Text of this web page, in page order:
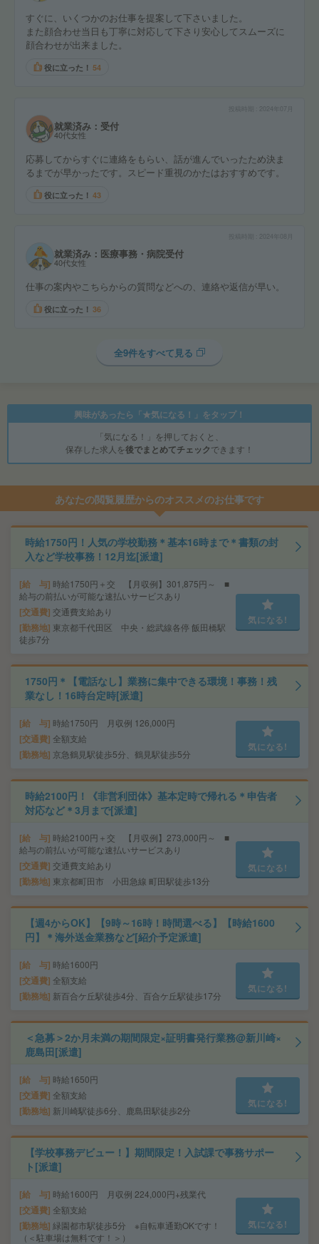
すぐに、いくつかのお仕事を提案して下さいました。
また顔合わせ当日も丁寧に対応して下さり安心してスムーズに
顔合わせが出来ました。
役に立った！ 54
2024年07月
就業済み：受付
40代女性
応募してからすぐに連絡をもらい、話が進んでいったため決ま
るまでが早かったです。スピード重視のかたはおすすめです。
役に立った！ 43
2024年08月
就業済み：医療事務・病院受付
40代女性
仕事の案内やこちらからの質問などへの、連絡や返信が早い。
役に立った！ 36
全9件をすべて見る
興味があったら「★気になる！」をタップ！
「気になる！」を押しておくと、
保存した求人を後でまとめてチェックできます！
あなたの閲覧履歴からのオススメのお仕事です
時給1750円！人気の学校勤務＊基本16時まで＊書類の封
入など学校事務！12月迄[派遣]
給 与 時給1750円＋交 【月収例】301,875円～ ■
給与の前払いが可能な速払いサービスあり
交通費 交通費支給あり
勤務地 東京都千代田区 中央・総武線各停 飯田橋駅
徒歩7分
気になる!
1750円＊【電話なし】業務に集中できる環境！事務！残
業なし！16時台定時[派遣]
給 与 時給1750円 月収例 126,000円
交通費 全額支給
勤務地 京急鶴見駅徒歩5分、鶴見駅徒歩5分
気になる!
時給2100円！《非営利団体》基本定時で帰れる＊申告者
対応など＊3月まで[派遣]
給 与 時給2100円＋交 【月収例】273,000円～ ■
給与の前払いが可能な速払いサービスあり
交通費 交通費支給あり
勤務地 東京都町田市 小田急線 町田駅徒歩13分
気になる!
【週4からOK】【9時～16時！時間選べる】【時給1600
円】＊海外送金業務など[紹介予定派遣]
給 与 時給1600円
交通費 全額支給
勤務地 新百合ケ丘駅徒歩4分、百合ケ丘駅徒歩17分
気になる!
＜急募＞2か月未満の期間限定×証明書発行業務@新川崎×
鹿島田[派遣]
給 与 時給1650円
交通費 全額支給
勤務地 新川崎駅徒歩6分、鹿島田駅徒歩2分
気になる!
【学校事務デビュー！】期間限定！入試課で事務サポー
ト[派遣]
給 与 時給1600円 月収例 224,000円+残業代
交通費 全額支給
勤務地 緑園都市駅徒歩5分 ※自転車通勤OKです！
（＜駐車場は無料です！＞）
気になる!